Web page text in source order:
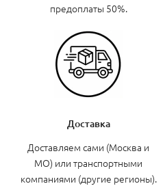
предоплаты 50%.
Доставка
Доставляем сами (Москва и
МО) или транспортными
компаниями (другие регионы).